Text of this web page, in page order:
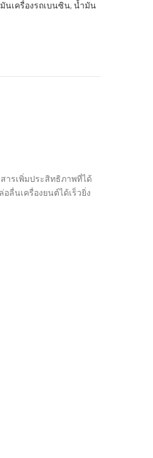
นเครื่องรถเบนซิน, น้ำมัน
ารเพิ่มประสิทธิภาพที่ได้
ลื่นเครื่องยนต์ได้เร็วยิ่ง